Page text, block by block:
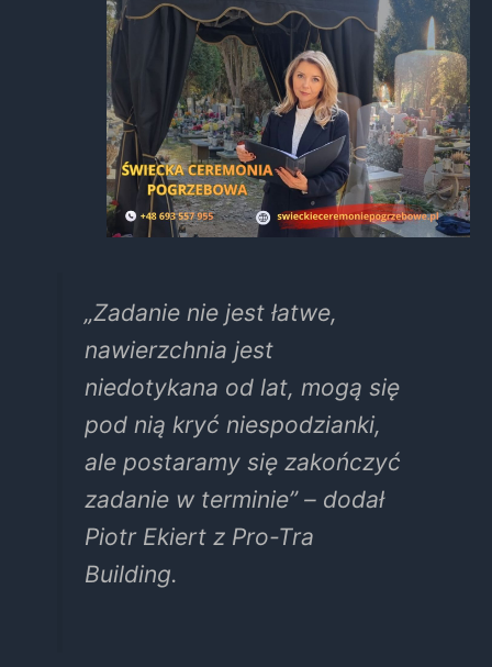
„Zadanie nie jest łatwe,
nawierzchnia jest
niedotykana od lat, mogą się
pod nią kryć niespodzianki,
ale postaramy się zakończyć
zadanie w terminie” – dodał
Piotr Ekiert z Pro-Tra
Building.